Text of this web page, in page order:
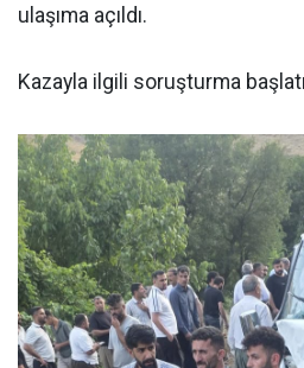
ulaşıma açıldı.
Kazayla ilgili soruşturma